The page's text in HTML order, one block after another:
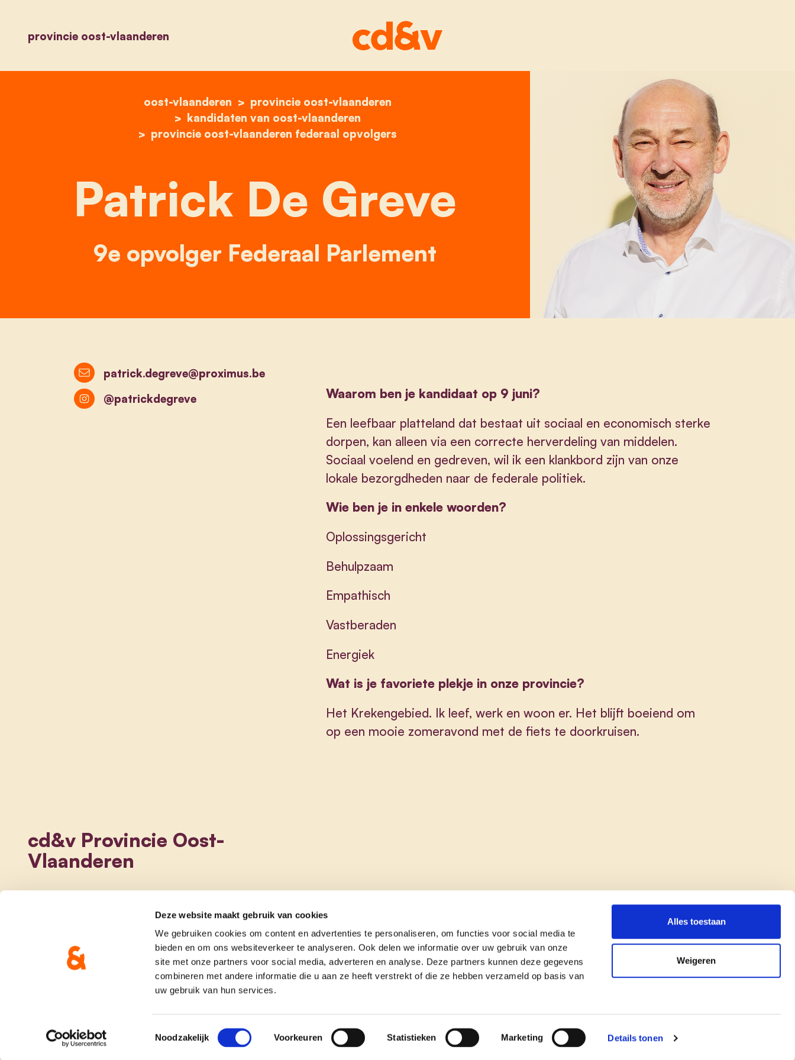
Deze website maakt gebruik van cookies
We gebruiken cookies om content en advertenties te personaliseren, om functies voor social media te
bieden en om ons websiteverkeer te analyseren. Ook delen we informatie over uw gebruik van onze
site met onze partners voor social media, adverteren en analyse. Deze partners kunnen deze gegevens
combineren met andere informatie die u aan ze heeft verstrekt of die ze hebben verzameld op basis van
uw gebruik van hun services.
Toestemmingsselectie
Noodzakelijk Voorkeuren Statistieken Marketing Details tonen
Alles toestaan
Weigeren
provincie oost-vlaanderen
home
oost-vlaanderen
provincie oost-vlaanderen
kandidaten van oost-vlaanderen
provincie oost-vlaanderen federaal opvolgers
patrick de greve
Patrick De Greve
9e opvolger Federaal Parlement
Waarom ben je kandidaat op 9 juni?
Een leefbaar platteland dat bestaat uit sociaal en economisch sterke
dorpen, kan alleen via een correcte herverdeling van middelen.
Sociaal voelend en gedreven, wil ik een klankbord zijn van onze
lokale bezorgdheden naar de federale politiek.
Wie ben je in enkele woorden?
Oplossingsgericht
Behulpzaam
Empathisch
Vastberaden
Energiek
Wat is je favoriete plekje in onze provincie?
Het Krekengebied. Ik leef, werk en woon er. Het blijft boeiend om
op een mooie zomeravond met de fiets te doorkruisen.
patrick.degreve@proximus.be
@patrickdegreve
cd&v Provincie Oost-
Vlaanderen
onze partij doe mee contact